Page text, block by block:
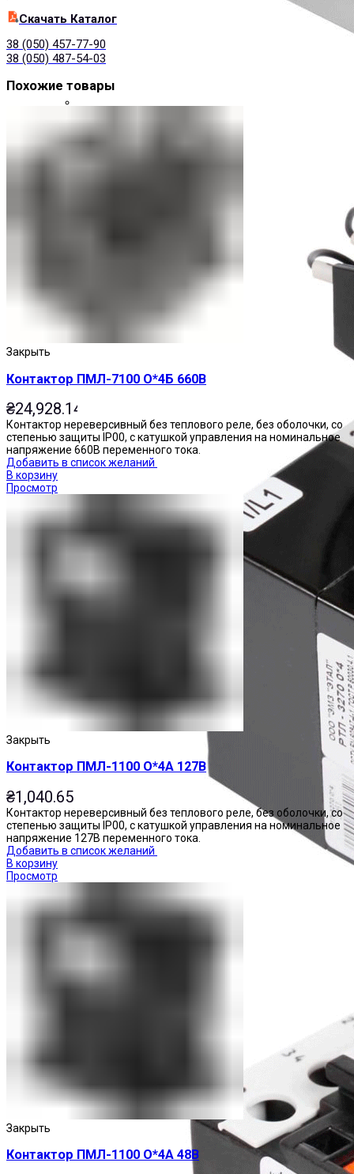
Реле тепловые
Cкачать Каталог
38 (050) 457-77-90
38 (050) 487-54-03
Похожие товары
Закрыть
Контактор ПМЛ-7100 О*4Б 660В
₴24,928.14
Контактор нереверсивный без теплового реле, без оболочки, со
степенью защиты IP00, с катушкой управления на номинальное
напряжение 660В переменного тока.
Добавить в список желаний
В корзину
Просмотр
Закрыть
Контактор ПМЛ-1100 О*4А 127В
₴1,040.65
Контактор нереверсивный без теплового реле, без оболочки, со
степенью защиты IP00, с катушкой управления на номинальное
напряжение 127В переменного тока.
Добавить в список желаний
В корзину
Просмотр
Закрыть
Контактор ПМЛ-1100 О*4А 48В